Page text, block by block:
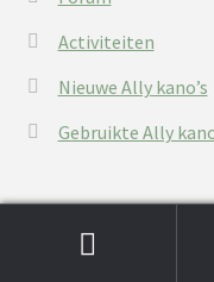
Activiteiten
Nieuwe Ally kano’s
Gebruikte Ally